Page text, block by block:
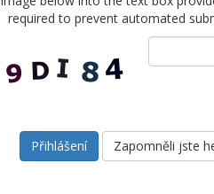
required to prevent automated
Zapomněli jste